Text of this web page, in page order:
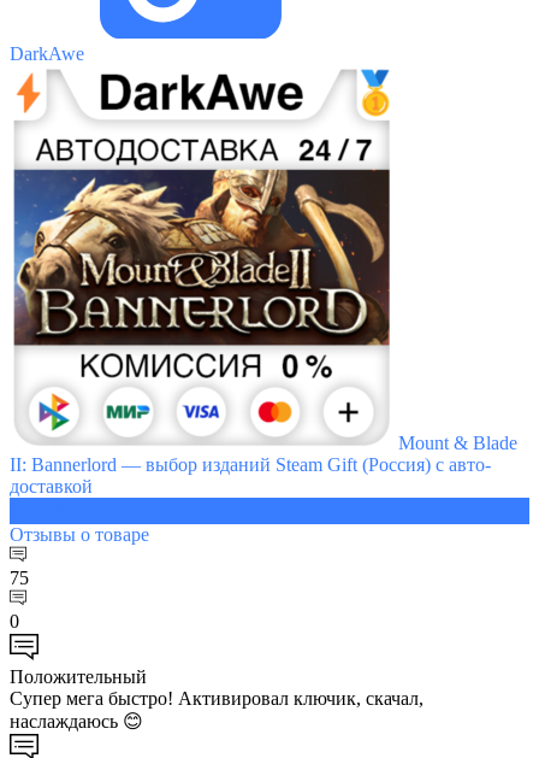
DarkAwe
Mount & Blade
II: Bannerlord — выбор изданий Steam Gift (Россия) с авто-
доставкой
Отзывы о товаре
75
0
Положительный
Супер мега быстро! Активировал ключик, скачал,
наслаждаюсь 😊